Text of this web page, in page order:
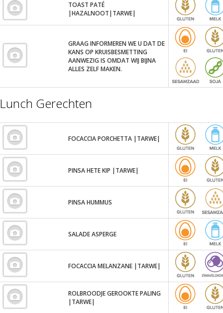
TOAST PATÉ
|HAZALNOOT|TARWE|
GRAAG INFORMEREN WE U DAT DE
KANS OP KRUISBESMETTING
AANWEZIG IS OMDAT WIJ BIJNA
ALLES ZELF MAKEN.
Lunch Gerechten
FOCACCIA PORCHETTA |TARWE|
PINSA HETE KIP |TARWE|
PINSA HUMMUS
SALADE ASPERGE
FOCACCIA MELANZANE |TARWE|
ROLBROODJE GEROOKTE PALING
|TARWE|